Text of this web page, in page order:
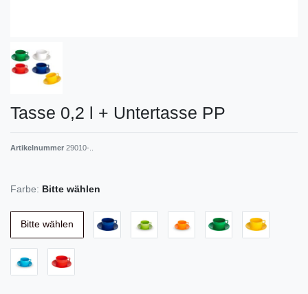
Tasse 0,2 l + Untertasse PP
Artikelnummer 29010-..
Farbe: Bitte wählen
Bitte wählen